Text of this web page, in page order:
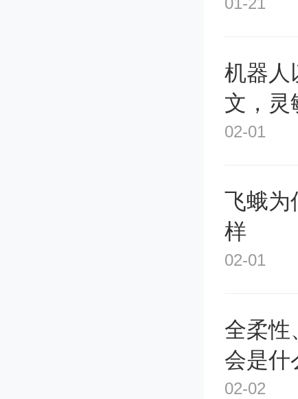
机器人
文，灵
02-01
飞蛾为
样
02-01
全柔
会是什
02-02